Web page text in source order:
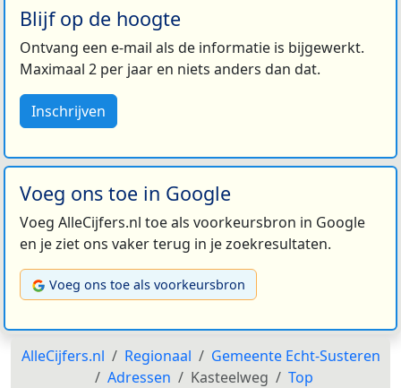
Blijf op de hoogte
Ontvang een e-mail als de informatie is bijgewerkt.
Maximaal 2 per jaar en niets anders dan dat.
Inschrijven
Voeg ons toe in Google
Voeg AlleCijfers.nl toe als voorkeursbron in Google
en je ziet ons vaker terug in je zoekresultaten.
Voeg ons toe als voorkeursbron
AlleCijfers.nl Regionaal
Gemeente Echt-Susteren
Adressen
Kasteelweg Top